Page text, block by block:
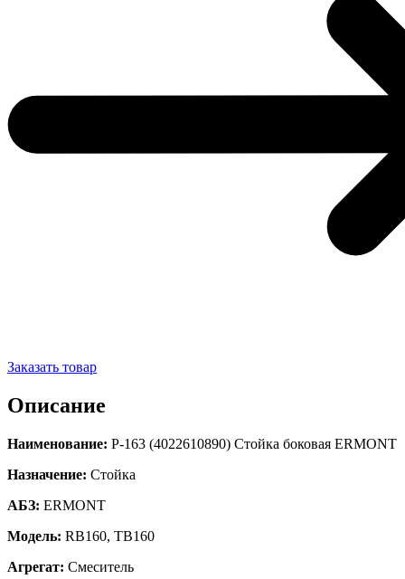
Заказать товар
Описание
Наименование: Р-163 (4022610890) Стойка боковая ERMONT
Назначение: Стойка
АБЗ: ERMONT
Модель: RB160, TB160
Агрегат: Смеситель